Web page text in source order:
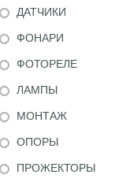
ДАТЧИКИ
ФОНАРИ
ФОТОРЕЛЕ
ЛАМПЫ
МОНТАЖ
ОПОРЫ
ПРОЖЕКТОРЫ